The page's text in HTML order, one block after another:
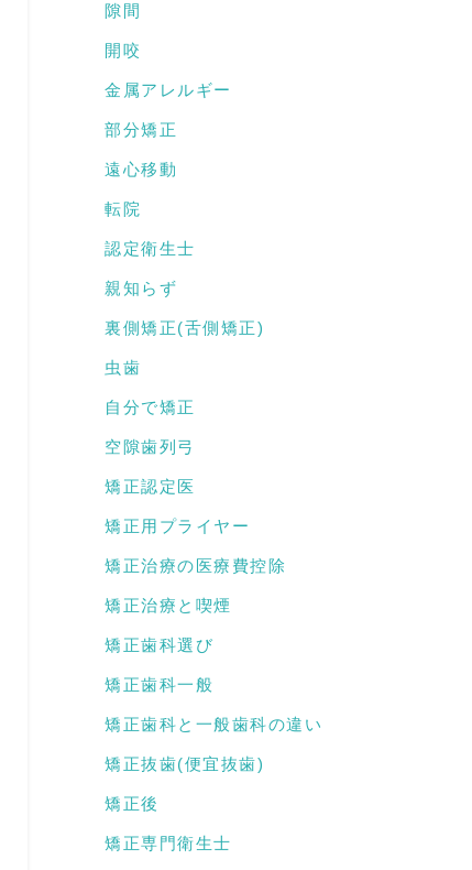
隙間
開咬
金属アレルギー
部分矯正
遠心移動
転院
認定衛生士
親知らず
裏側矯正(舌側矯正)
虫歯
自分で矯正
空隙歯列弓
矯正認定医
矯正用プライヤー
矯正治療の医療費控除
矯正治療と喫煙
矯正歯科選び
矯正歯科一般
矯正歯科と一般歯科の違い
矯正抜歯(便宜抜歯)
矯正後
矯正専門衛生士